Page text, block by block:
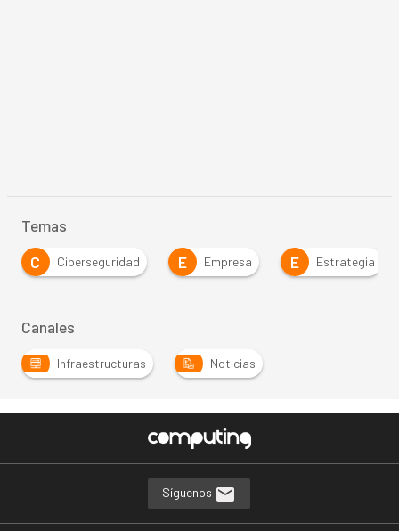
Temas
C
Ciberseguridad E Empresa E Estrategia
Canales
Infraestructuras Noticias
Síguenos